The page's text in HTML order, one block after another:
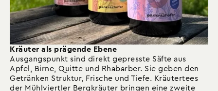
Kräuter als prägende Ebene
Ausgangspunkt sind direkt gepresste Säfte aus
Apfel, Birne, Quitte und Rhabarber. Sie geben den
Getränken Struktur, Frische und Tiefe. Kräutertees
der Mühlviertler Bergkräuter bringen eine zweite